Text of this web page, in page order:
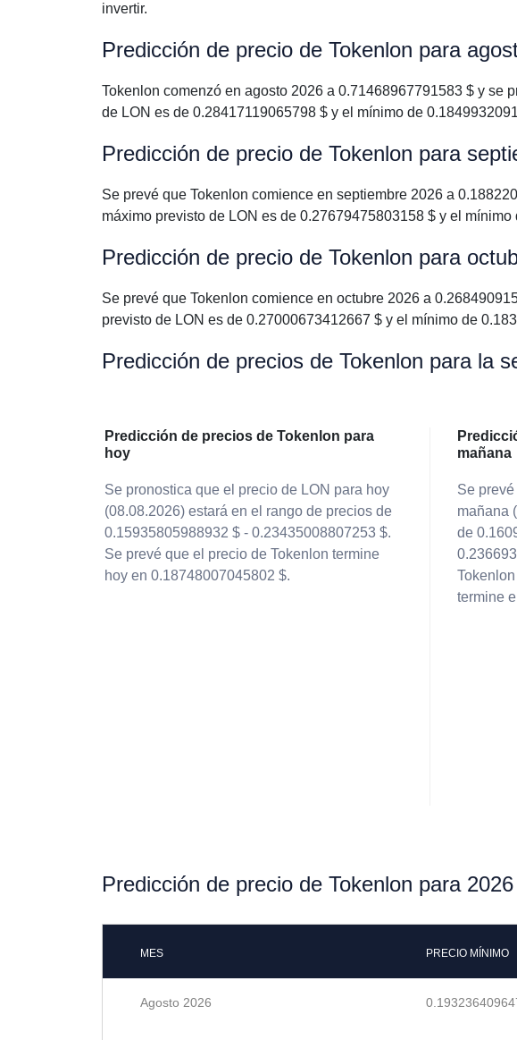
invertir.
Predicción de precio de Tokenlon para
Tokenlon comenzó en agosto 2026 a 0.71468967791583 $ y se
de LON es de 0.28417119065798 $ y el mínimo de
Predicción de precio de Tokenlon para
Se prevé que Tokenlon comience en septiembre 2026 a
máximo previsto de LON es de 0.27679475803158 $ y el
Predicción de precio de Tokenlon para
Se prevé que Tokenlon comience en octubre 2026 a
previsto de LON es de 0.27000673412667 $ y el mínimo de
Predicción de precios de Tokenlon para la
Predicción de precios de Tokenlon para
hoy
Se pronostica que el precio de LON para hoy
(08.08.2026) estará en el rango de precios de
0.15935805988932 $ - 0.23435008807253 $.
Se prevé que el precio de Tokenlon termine
hoy en 0.18748007045802 $.
mañana
Se
mañana
de
termine
Predicción de precio de Tokenlon para 2026
MES PRECIO MÍNIMO
Agosto 2026